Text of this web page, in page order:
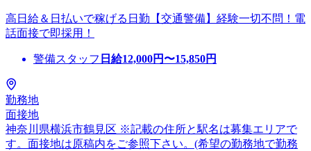
高日給＆日払いで稼げる日勤【交通警備】経験一切不問！電
話面接で即採用！
警備スタッフ 日給12,000円〜15,850円
勤務地
面接地
神奈川県横浜市鶴見区 ※記載の住所と駅名は募集エリアで
す。面接地は原稿内をご参照下さい。(希望の勤務地で勤務